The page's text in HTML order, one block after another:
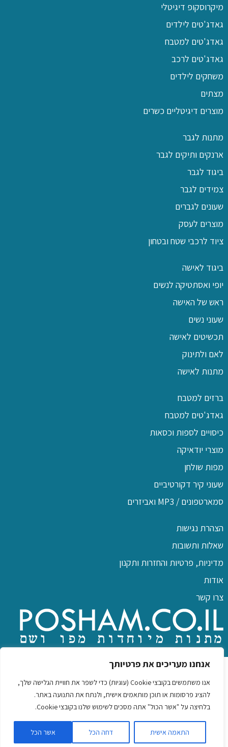
אנחנו מעריכים את פרטיותך
אנו משתמשים בקובצי Cookie (עוגיות) כדי לשפר את חוויית הגלישה שלך,
להציג פרסומות או תוכן מותאמים אישית, ולנתח את התנועה באתר.
בלחיצה על "אשר הכול" אתה מסכים לשימוש שלנו בקובצי Cookie.
התאמה אישית דחה הכל אשר הכל
מיקרוסקופ דיגיטלי
גאדג'טים לילדים
גאדג'טים למטבח
גאדג'טים לרכב
משחקים לילדים
מצתים
מוצרים דיגיטליים כשרים
מתנות לגבר
ארנקים ותיקים לגבר
ביגוד לגבר
צמידים לגבר
שעונים לגברים
מוצרים לעסק
ציוד לרכבי שטח ובטחון
ביגוד לאישה
יופי ואסתטיקה לנשים
ראש של האישה
שעוני נשים
תכשיטים לאישה
לאם ולתינוק
מתנות לאישה
ברזים למטבח
גאדג'טים למטבח
כיסויים לספות וכסאות
מוצרי יודאיקה
מפות שולחן
שעוני קיר דקורטיביים
סמארטפונים / MP3 ואביזרים
הצהרת נגישות
שאלות ותשובות
מדיניות, פרטיות והחזרות ותקנון
אודות
צרו קשר
כל הזכויות שמורות לפו שם
שמלות לילדות|כיסוי ראש לנשים |שמלות לנשים ונערות|